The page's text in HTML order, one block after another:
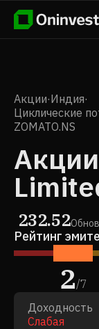
Акции·Индия·
Циклические
ZOMATO.NS
232.52
Рейтинг
2/7
Доходность
Слабая